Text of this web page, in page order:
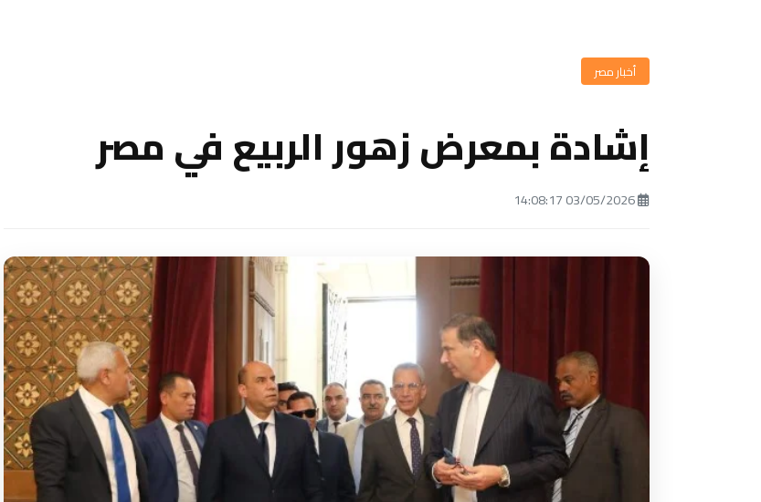
أخبار مصر
إشادة بمعرض زهور الربيع في مصر